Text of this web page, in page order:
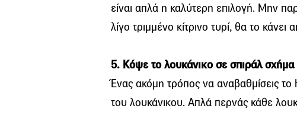
είναι απλά η καλύτερη επιλογή. Μην
λίγο τριμμένο κίτρινο τυρί, θα το κάνει
5. Κόψε το λουκάνικο σε σπιράλ σχήμα
Ένας ακόμη τρόπος να αναβαθμίσεις το
του λουκάνικου. Απλά περνάς κάθε